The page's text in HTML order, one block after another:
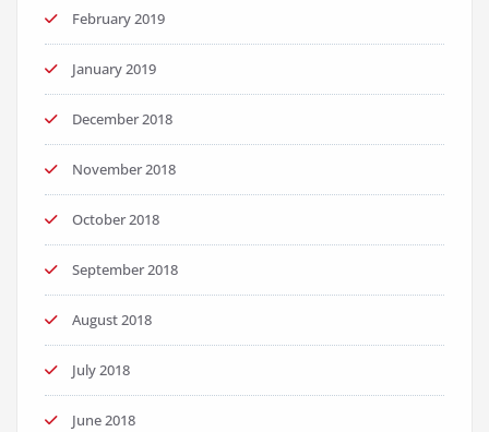
February 2019
January 2019
December 2018
November 2018
October 2018
September 2018
August 2018
July 2018
June 2018